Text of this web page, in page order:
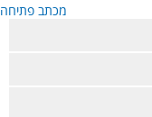
מכתב פתיחה